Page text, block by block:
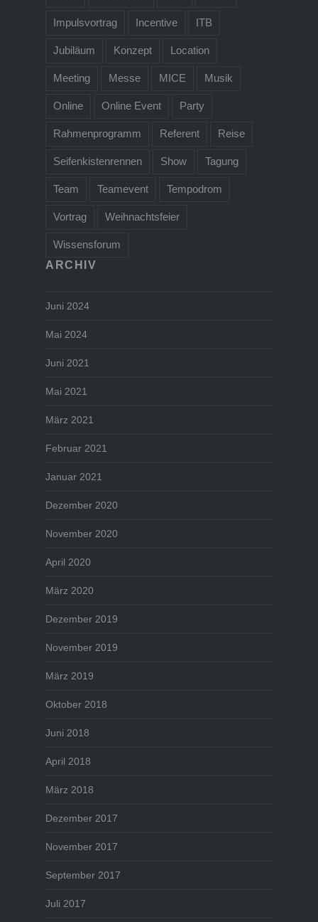
Impulsvortrag Incentive ITB
Jubiläum Konzept Location
Meeting Messe MICE Musik
Online Online Event Party
Rahmenprogramm Referent Reise
Seifenkistenrennen Show Tagung
Team Teamevent Tempodrom
Vortrag Weihnachtsfeier
Wissensforum
ARCHIV
Juni 2024
Mai 2024
Juni 2021
Mai 2021
März 2021
Februar 2021
Januar 2021
Dezember 2020
November 2020
April 2020
März 2020
Dezember 2019
November 2019
März 2019
Oktober 2018
Juni 2018
April 2018
März 2018
Dezember 2017
November 2017
September 2017
Juli 2017